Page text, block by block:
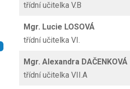
třídní učitelka V.B
Mgr. Lucie LOSOVÁ
třídní učitelka VI.
Mgr. Alexandra DAČENKOVÁ
třídní učitelka VII.A